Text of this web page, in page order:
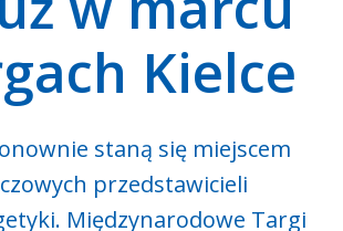
Kielce
staną się miejscem
przedstawicieli
Międzynarodowe Targi